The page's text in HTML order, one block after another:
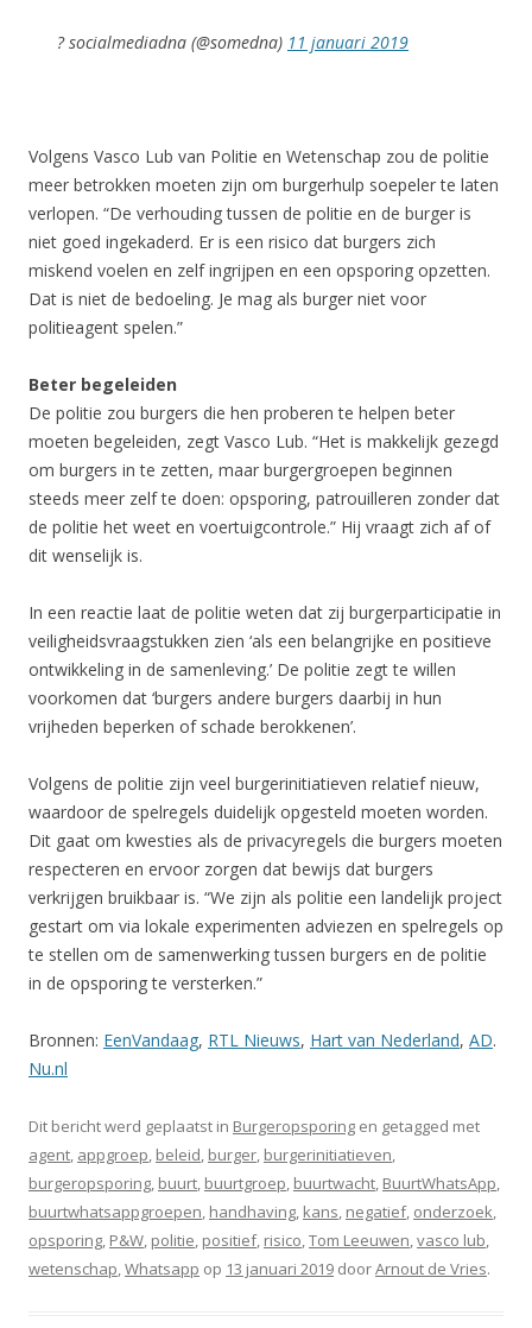
? socialmediadna (@somedna) 11 januari 2019
Volgens Vasco Lub van Politie en Wetenschap zou de politie
meer betrokken moeten zijn om burgerhulp soepeler te laten
verlopen. “De verhouding tussen de politie en de burger is
niet goed ingekaderd. Er is een risico dat burgers zich
miskend voelen en zelf ingrijpen en een opsporing opzetten.
Dat is niet de bedoeling. Je mag als burger niet voor
politieagent spelen.”
Beter begeleiden
De politie zou burgers die hen proberen te helpen beter
moeten begeleiden, zegt Vasco Lub. “Het is makkelijk gezegd
om burgers in te zetten, maar burgergroepen beginnen
steeds meer zelf te doen: opsporing, patrouilleren zonder dat
de politie het weet en voertuigcontrole.” Hij vraagt zich af of
dit wenselijk is.
In een reactie laat de politie weten dat zij burgerparticipatie in
veiligheidsvraagstukken zien ‘als een belangrijke en positieve
ontwikkeling in de samenleving.’ De politie zegt te willen
voorkomen dat ‘burgers andere burgers daarbij in hun
vrijheden beperken of schade berokkenen’.
Volgens de politie zijn veel burgerinitiatieven relatief nieuw,
waardoor de spelregels duidelijk opgesteld moeten worden.
Dit gaat om kwesties als de privacyregels die burgers moeten
respecteren en ervoor zorgen dat bewijs dat burgers
verkrijgen bruikbaar is. “We zijn als politie een landelijk project
gestart om via lokale experimenten adviezen en spelregels op
te stellen om de samenwerking tussen burgers en de politie
in de opsporing te versterken.”
Bronnen: EenVandaag, RTL Nieuws, Hart van Nederland, AD.
Nu.nl
Dit bericht werd geplaatst in Burgeropsporing en getagged met
agent, appgroep, beleid, burger, burgerinitiatieven,
burgeropsporing, buurt, buurtgroep, buurtwacht, BuurtWhatsApp,
buurtwhatsappgroepen, handhaving, kans, negatief, onderzoek,
opsporing, P&W, politie, positief, risico,Tom Leeuwen,vasco lub,
wetenschap,Whatsapp op 13 januari 2019 doorArnout de Vries.